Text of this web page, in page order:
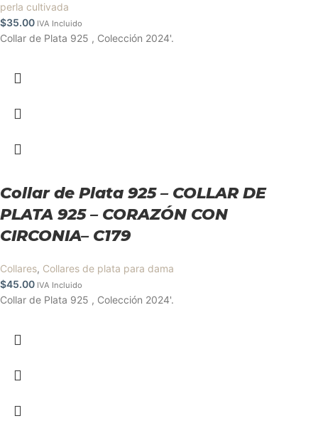
perla cultivada
$35.00 IVA Incluido
Collar de Plata 925 , Colección 2024'.
Collar de Plata 925 – COLLAR DE
PLATA 925 – CORAZÓN CON
CIRCONIA– C179
Collares, Collares de plata para dama
$45.00 IVA Incluido
Collar de Plata 925 , Colección 2024'.